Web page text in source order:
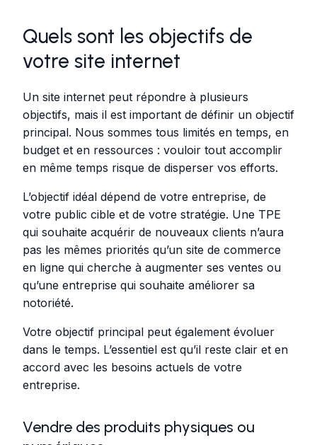
Quels sont les objectifs de
votre site internet
Un site internet peut répondre à plusieurs
objectifs, mais il est important de définir un objectif
principal. Nous sommes tous limités en temps, en
budget et en ressources : vouloir tout accomplir
en même temps risque de disperser vos efforts.
L’objectif idéal dépend de votre entreprise, de
votre public cible et de votre stratégie. Une TPE
qui souhaite acquérir de nouveaux clients n’aura
pas les mêmes priorités qu’un site de commerce
en ligne qui cherche à augmenter ses ventes ou
qu’une entreprise qui souhaite améliorer sa
notoriété.
Votre objectif principal peut également évoluer
dans le temps. L’essentiel est qu’il reste clair et en
accord avec les besoins actuels de votre
entreprise.
Vendre des produits physiques ou